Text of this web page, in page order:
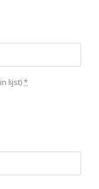
lijst)*